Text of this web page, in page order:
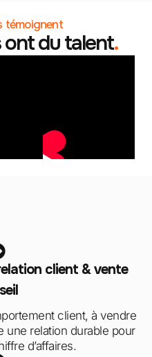
témoignent
ont du talent.
client & vente
client, à vendre
une relation durable pour
d’affaires.